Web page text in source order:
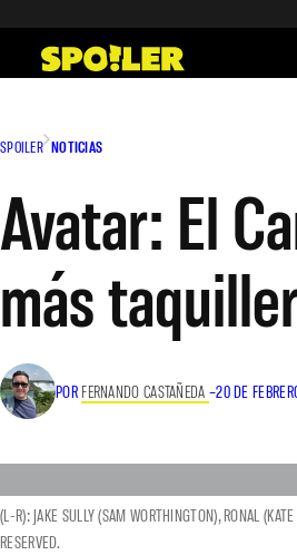
contenido
SPOILER NOTICIAS
Avatar: El
más
POR FERNANDO CASTAÑEDA –20 DE
(L-R): JAKE SULLY (SAM WORTHINGTON), RONAL
RESERVED.